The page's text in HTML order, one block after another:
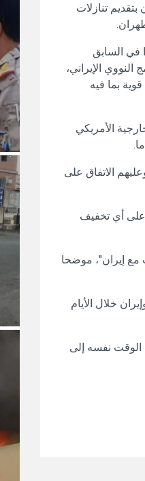
تنازلات
في السابق
الإيراني،
بما فيه
الأمريكي
الاتفاق على
على أي تخفيف
مع إيران"، موضحا
خلال الأيام
الوقت نفسه إلى